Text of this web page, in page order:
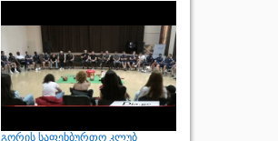
გორის საფეხბურთო კლუბ